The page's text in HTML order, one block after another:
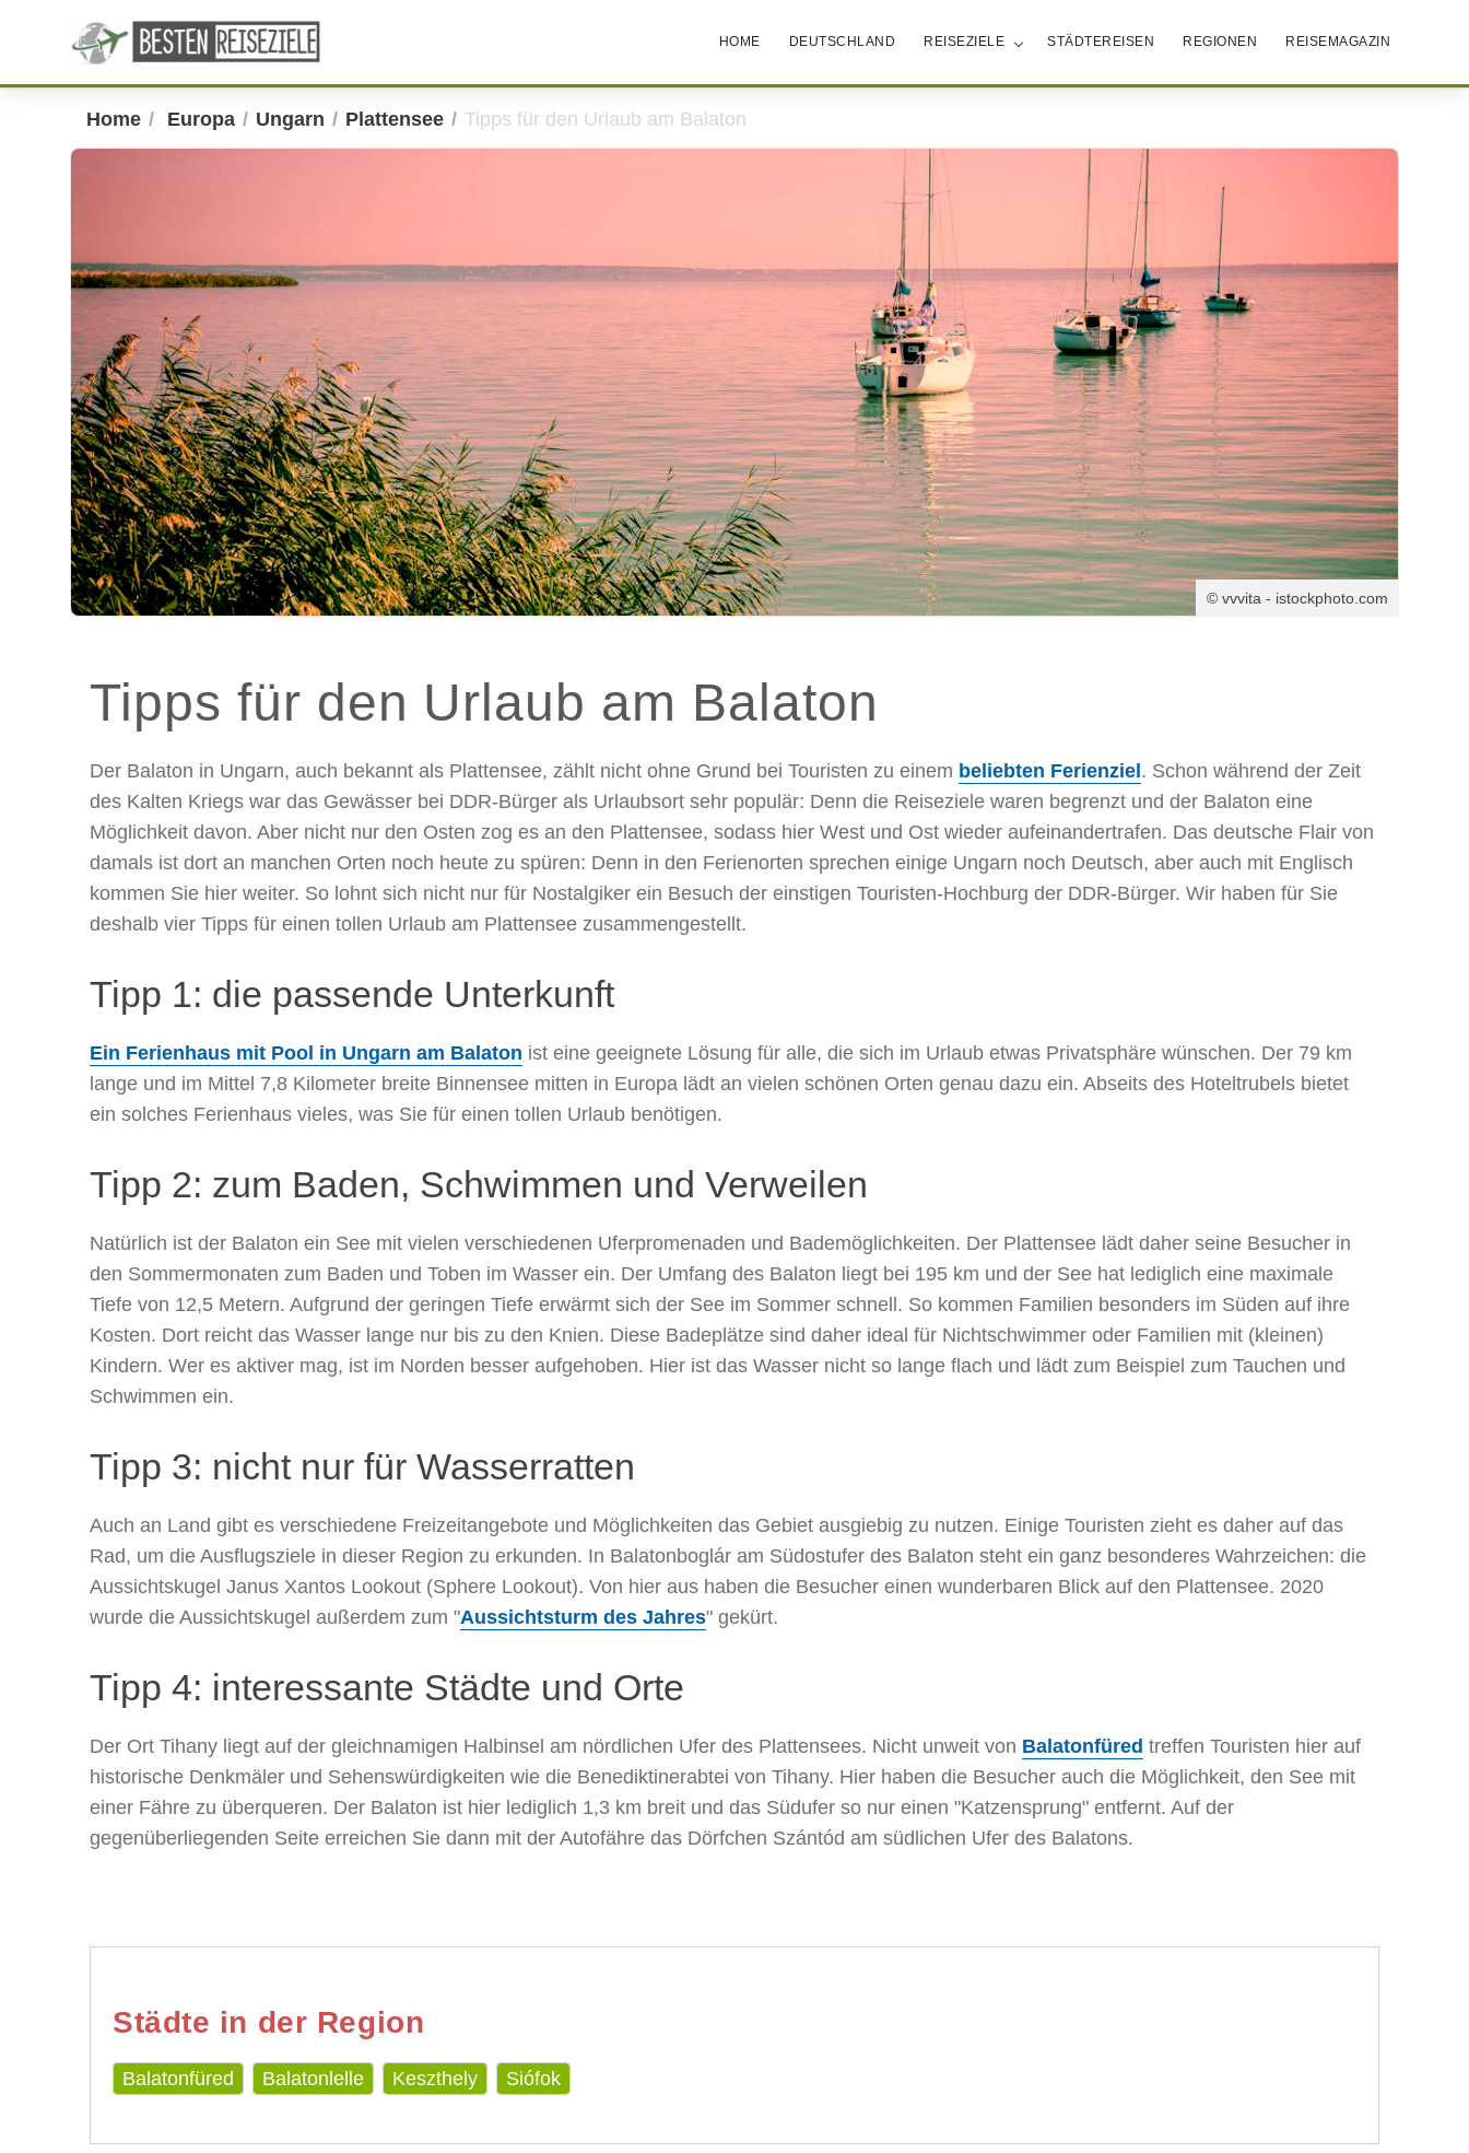
HOME DEUTSCHLAND REISEZIELE STÄDTEREISEN REGIONEN REISEMAGAZIN
Home Europa Ungarn Plattensee Tipps für den Urlaub am Balaton
© vvvita - istockphoto.com
Tipps für den Urlaub am Balaton
Der Balaton in Ungarn, auch bekannt als Plattensee, zählt nicht ohne Grund bei Touristen zu einem beliebten Ferienziel. Schon während der Zeit
des Kalten Kriegs war das Gewässer bei DDR-Bürger als Urlaubsort sehr populär: Denn die Reiseziele waren begrenzt und der Balaton eine
Möglichkeit davon. Aber nicht nur den Osten zog es an den Plattensee, sodass hier West und Ost wieder aufeinandertrafen. Das deutsche Flair von
damals ist dort an manchen Orten noch heute zu spüren: Denn in den Ferienorten sprechen einige Ungarn noch Deutsch, aber auch mit Englisch
kommen Sie hier weiter. So lohnt sich nicht nur für Nostalgiker ein Besuch der einstigen Touristen-Hochburg der DDR-Bürger. Wir haben für Sie
deshalb vier Tipps für einen tollen Urlaub am Plattensee zusammengestellt.
Tipp 1: die passende Unterkunft
Ein Ferienhaus mit Pool in Ungarn am Balaton ist eine geeignete Lösung für alle, die sich im Urlaub etwas Privatsphäre wünschen. Der 79 km
lange und im Mittel 7,8 Kilometer breite Binnensee mitten in Europa lädt an vielen schönen Orten genau dazu ein. Abseits des Hoteltrubels bietet
ein solches Ferienhaus vieles, was Sie für einen tollen Urlaub benötigen.
Tipp 2: zum Baden, Schwimmen und Verweilen
Natürlich ist der Balaton ein See mit vielen verschiedenen Uferpromenaden und Bademöglichkeiten. Der Plattensee lädt daher seine Besucher in
den Sommermonaten zum Baden und Toben im Wasser ein. Der Umfang des Balaton liegt bei 195 km und der See hat lediglich eine maximale
Tiefe von 12,5 Metern. Aufgrund der geringen Tiefe erwärmt sich der See im Sommer schnell. So kommen Familien besonders im Süden auf ihre
Kosten. Dort reicht das Wasser lange nur bis zu den Knien. Diese Badeplätze sind daher ideal für Nichtschwimmer oder Familien mit (kleinen)
Kindern. Wer es aktiver mag, ist im Norden besser aufgehoben. Hier ist das Wasser nicht so lange flach und lädt zum Beispiel zum Tauchen und
Schwimmen ein.
Tipp 3: nicht nur für Wasserratten
Auch an Land gibt es verschiedene Freizeitangebote und Möglichkeiten das Gebiet ausgiebig zu nutzen. Einige Touristen zieht es daher auf das
Rad, um die Ausflugsziele in dieser Region zu erkunden. In Balatonboglár am Südostufer des Balaton steht ein ganz besonderes Wahrzeichen: die
Aussichtskugel Janus Xantos Lookout (Sphere Lookout). Von hier aus haben die Besucher einen wunderbaren Blick auf den Plattensee. 2020
wurde die Aussichtskugel außerdem zum "Aussichtsturm des Jahres" gekürt.
Tipp 4: interessante Städte und Orte
Der Ort Tihany liegt auf der gleichnamigen Halbinsel am nördlichen Ufer des Plattensees. Nicht unweit von Balatonfüred treffen Touristen hier auf
historische Denkmäler und Sehenswürdigkeiten wie die Benediktinerabtei von Tihany. Hier haben die Besucher auch die Möglichkeit, den See mit
einer Fähre zu überqueren. Der Balaton ist hier lediglich 1,3 km breit und das Südufer so nur einen "Katzensprung" entfernt. Auf der
gegenüberliegenden Seite erreichen Sie dann mit der Autofähre das Dörfchen Szántód am südlichen Ufer des Balatons.
Städte in der Region
Balatonfüred Balatonlelle Keszthely Siófok